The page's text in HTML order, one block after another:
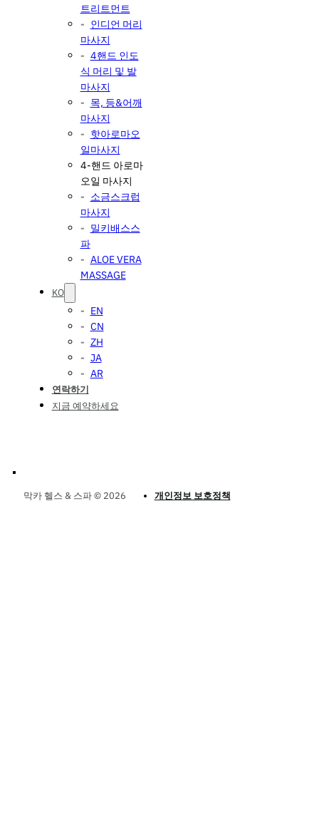
트리트먼트
인디언 머리
마사지
4핸드 인도
식 머리 및 발
마사지
목, 등&어깨
마사지
핫아로마오
일마사지
4-핸드 아로마
오일 마사지
소금스크럽
마사지
밀키배스스
파
ALOE VERA
MASSAGE
KO
EN
CN
ZH
JA
AR
연락하기
지금 예약하세요
막카 헬스 & 스파 © 2026 개인정보 보호정책